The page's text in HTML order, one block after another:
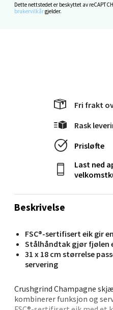
Dette nettstedet er beskyttet av
brukervilkårgjelder.
Beskrivelse
FSC®-sertifisert eik gir
Stålhåndtak gjør fjølen
31 x 18 cm størrelse
servering
Crushgrind Champagne
kombinerer funksjon og
Fri frakt
Rask
Prisløfte
Last ned
Levanger -
Mandal - Alti
Skarvøyveien 55, 4517
Åpent i dag 10-20
0 i butikk
Mo i Rana -
Fridtjof Nansensgate
Åpent i dag 09-19